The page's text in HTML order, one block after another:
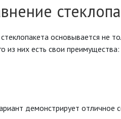
основывается не
из них есть свои преимущества:
демонстрирует отличное